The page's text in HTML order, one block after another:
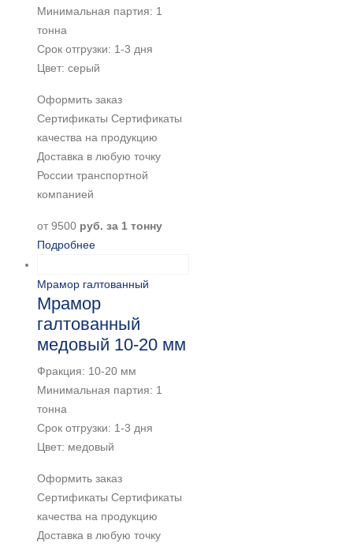
Минимальная партия: 1
тонна
Срок отгрузки: 1-3 дня
Цвет: серый
Оформить заказ
Сертификаты Сертификаты
качества на продукцию
Доставка в любую точку
России транспортной
компанией
от 9500 руб. за 1 тонну
Подробнее
Мрамор галтованный
Мрамор
галтованный
медовый 10-20 мм
Фракция: 10-20 мм
Минимальная партия: 1
тонна
Срок отгрузки: 1-3 дня
Цвет: медовый
Оформить заказ
Сертификаты Сертификаты
качества на продукцию
Доставка в любую точку